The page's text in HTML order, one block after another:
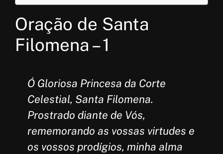
Oração de Santa
Filomena – 1
Ó Gloriosa Princesa da Corte
Celestial, Santa Filomena.
Prostrado diante de Vós,
rememorando as vossas virtudes e
os vossos prodígios, minha alma